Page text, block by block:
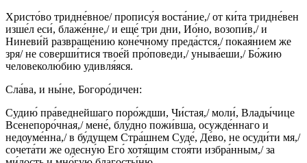
Христо́во тридне́вное/ пропису́я воста́ние,/ от ки́та тридне́вен
изше́л еси́, блаже́нне,/ и еще́ три дни, Ио́но, возопи́в,/ и
Ниневи́й развраще́нию коне́чному преда́стся,/ покая́нием же
зря/ не соверши́тися твое́й про́поведи,/ уныва́еши,/ Бо́жию
человеколю́бию удивля́яся.
Сла́ва, и ны́не, Богоро́дичен:
Судию́ пра́веднейшаго поро́ждши, Чи́стая,/ моли́, Влады́чице
Всенепоро́чная,/ мене́, блу́дно пожи́вша, осужде́ннаго и
недоуме́нна,/ в бу́дущем Стра́шнем Суде́, Де́во, не осуди́ти мя,/
сочета́ти же одесну́ю Его́ хотя́щим стоя́ти избра́нным,/ за